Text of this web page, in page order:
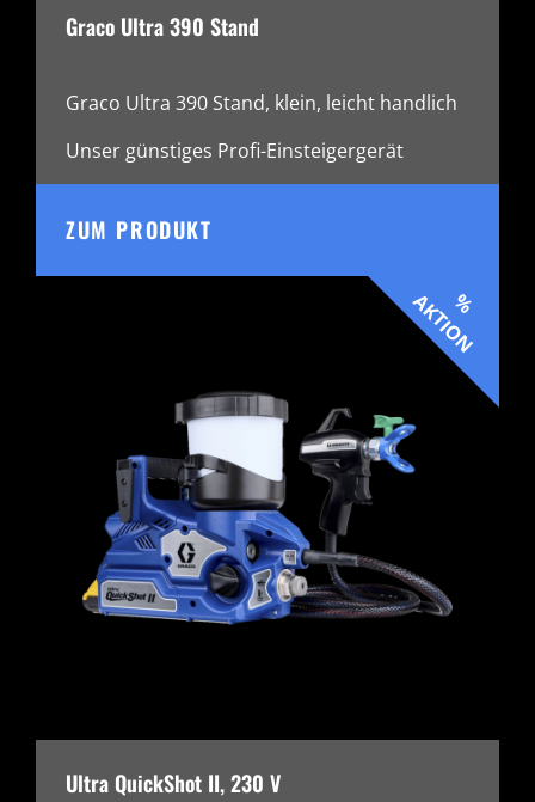
Graco Ultra 390 Stand
Graco Ultra 390 Stand, klein, leicht handlich
Unser günstiges Profi-Einsteigergerät
ZUM PRODUKT
%
AKTION
Ultra QuickShot II, 230 V